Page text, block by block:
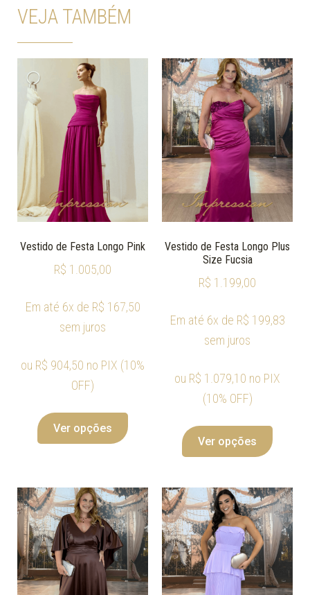
VEJA TAMBÉM
Vestido de Festa Longo Pink
R$ 1.005,00
Em até 6x de R$ 167,50
sem juros
ou R$ 904,50 no PIX (10%
OFF)
Ver opções
Vestido de Festa Longo Plus
Size Fucsia
R$ 1.199,00
Em até 6x de R$ 199,83
sem juros
ou R$ 1.079,10 no PIX
(10% OFF)
Ver opções